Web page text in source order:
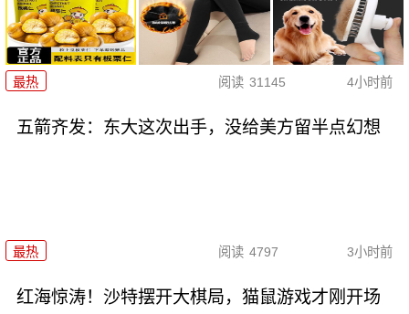
最热 阅读 31145 4小时前
五箭齐发：东大这次出手，没给美方留半点幻想
最热 阅读 4797 3小时前
红海惊涛！沙特摆开大棋局，猫鼠游戏才刚开场